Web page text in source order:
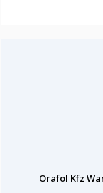
Orafol Kfz